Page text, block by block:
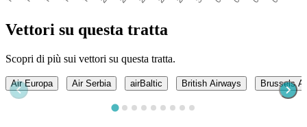
Vettori su questa tratta
Scopri di più sui vettori su questa tratta.
Air Europa Air Serbia airBaltic British Airways Brussels